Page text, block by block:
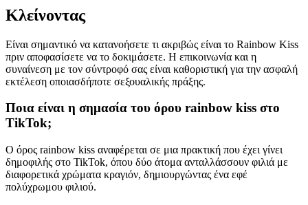
Κλείνοντας
Είναι σημαντικό να κατανοήσετε τι ακριβώς είναι το Rainbow Kiss
πριν αποφασίσετε να το δοκιμάσετε. Η επικοινωνία και η
συναίνεση με τον σύντροφό σας είναι καθοριστική για την ασφαλή
εκτέλεση οποιασδήποτε σεξουαλικής πράξης.
Ποια είναι η σημασία του όρου rainbow kiss στο
TikTok;
Ο όρος rainbow kiss αναφέρεται σε μια πρακτική που έχει γίνει
δημοφιλής στο TikTok, όπου δύο άτομα ανταλλάσσουν φιλιά με
διαφορετικά χρώματα κραγιόν, δημιουργώντας ένα εφέ
πολύχρωμου φιλιού.